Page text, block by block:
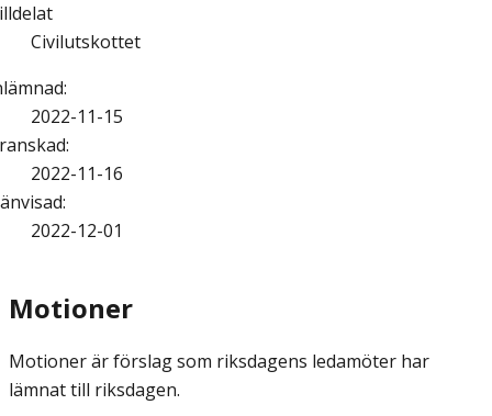
Civilutskottet
:
2022-11-15
:
2022-11-16
:
2022-12-01
Motioner
Motioner är förslag som riksdagens ledamöter har
lämnat till riksdagen.